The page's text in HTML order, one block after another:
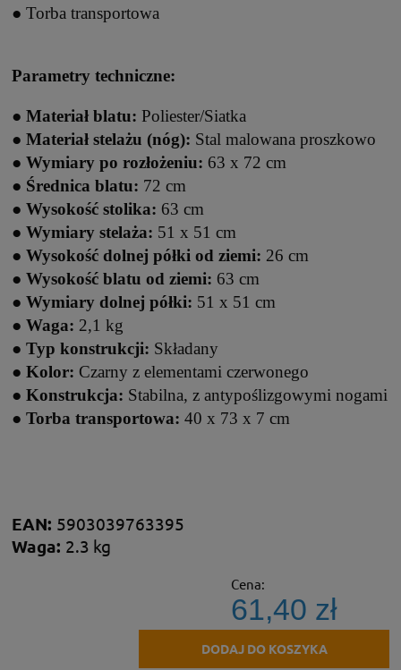
● Torba transportowa
Parametry techniczne:
● Materiał blatu: Poliester/Siatka
● Materiał stelażu (nóg): Stal malowana proszkowo
● Wymiary po rozłożeniu: 63 x 72 cm
● Średnica blatu: 72 cm
● Wysokość stolika: 63 cm
● Wymiary stelaża: 51 x 51 cm
● Wysokość dolnej półki od ziemi: 26 cm
● Wysokość blatu od ziemi: 63 cm
● Wymiary dolnej półki: 51 x 51 cm
● Waga: 2,1 kg
● Typ konstrukcji: Składany
● Kolor: Czarny z elementami czerwonego
● Konstrukcja: Stabilna, z antypoślizgowymi nogami
● Torba transportowa: 40 x 73 x 7 cm
EAN: 5903039763395
Waga: 2.3 kg
Cena:
61,40 zł
DODAJ DO KOSZYKA